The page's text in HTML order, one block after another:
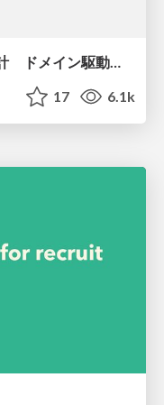
今こそ聞きたいソフトウェア設計 ドメイン駆動設計再入門
17 6.1k